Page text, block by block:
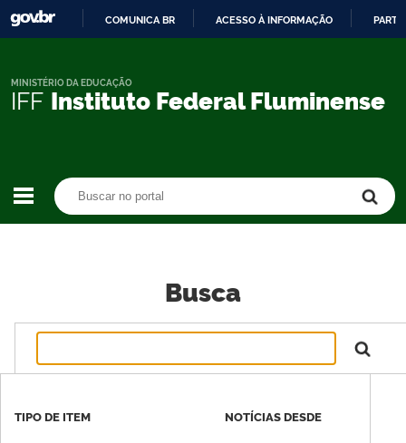
CONTEÚDO
COMUNICA BR ACESSO À INFORMAÇÃO
IFF Instituto Federal Fluminense
MINISTÉRIO DA EDUCAÇÃO
Busca
TIPO DE ITEM NOTÍCIAS DESDE